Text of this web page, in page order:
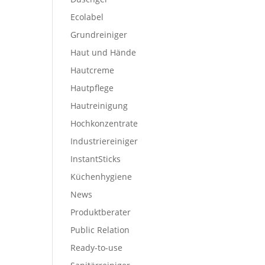
Ecolabel
Grundreiniger
Haut und Hände
Hautcreme
Hautpflege
Hautreinigung
Hochkonzentrate
Industriereiniger
InstantSticks
Küchenhygiene
News
Produktberater
Public Relation
Ready-to-use